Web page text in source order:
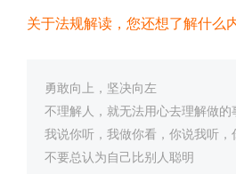
关于法规解读，您还想了解什么
勇敢向上，坚决向左
不理解人，就无法用心去理解做的
我说你听，我做你看，你说我听，
不要总认为自己比别人聪明